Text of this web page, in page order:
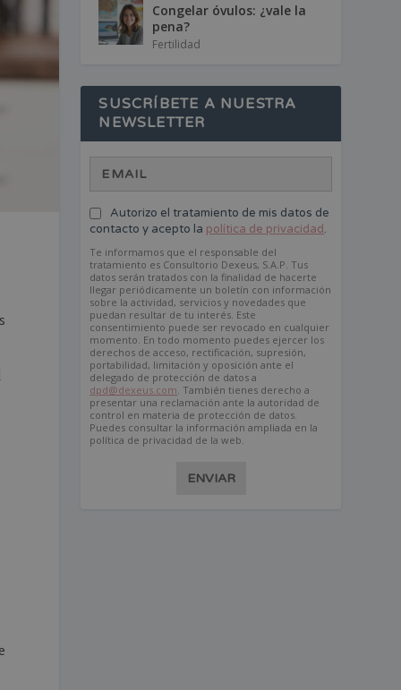
Congelar óvulos: ¿vale la
pena?
Fertilidad
SUSCRÍBETE A NUESTRA
NEWSLETTER
Autorizo el tratamiento de mis datos de
contacto y acepto la política de privacidad.
Te informamos que el responsable del
tratamiento es Consultorio Dexeus, S.A.P. Tus
datos serán tratados con la finalidad de hacerte
llegar periódicamente un boletín con información
sobre la actividad, servicios y novedades que
puedan resultar de tu interés. Este
consentimiento puede ser revocado en cualquier
momento. En todo momento puedes ejercer los
derechos de acceso, rectificación, supresión,
portabilidad, limitación y oposición ante el
delegado de protección de datos a
dpd@dexeus.com . También tienes derecho a
presentar una reclamación ante la autoridad de
control en materia de protección de datos.
Puedes consultar la información ampliada en la
política de privacidad de la web.
ENVIAR